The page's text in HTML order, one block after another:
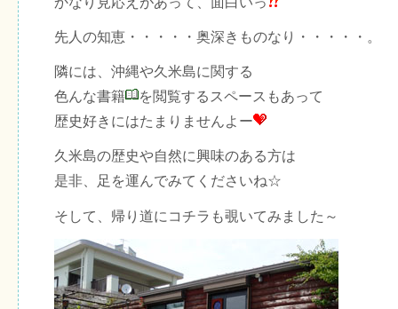
先人の知恵・・・・・奥深きものなり・・・・・。
隣には、沖縄や久米島に関する
色んな書籍
を閲覧するスペースもあって
歴史好きにはたまりませんよー
久米島の歴史や自然に興味のある方は
是非、足を運んでみてくださいね☆
そして、帰り道にコチラも覗いてみました～